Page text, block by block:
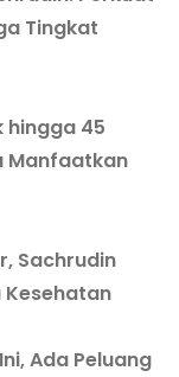
Tingkat
hingga 45
Manfaatkan
Sachrudin
Kesehatan
Ada Peluang